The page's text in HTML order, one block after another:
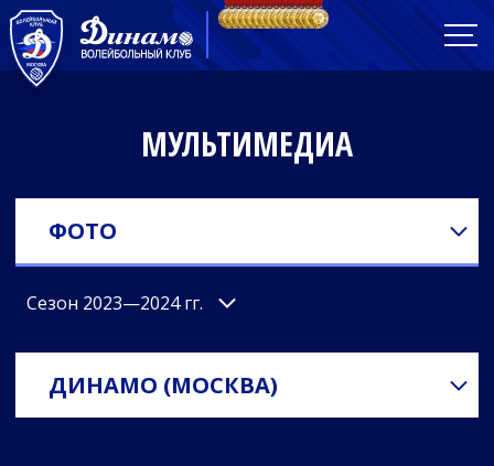
МУЛЬТИМЕДИА
ФОТО
Сезон 2023—2024 гг.
ДИНАМО (МОСКВА)